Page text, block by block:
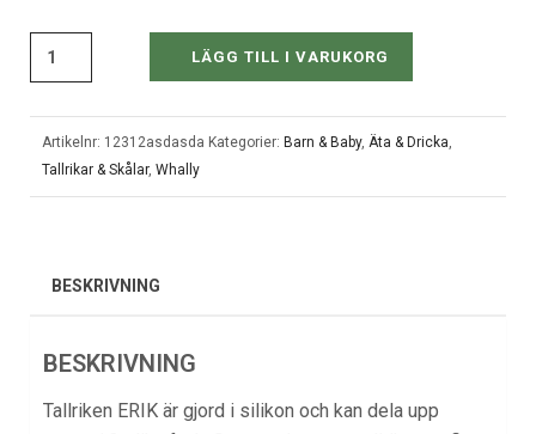
LÄGG TILL I VARUKORG
Artikelnr: 12312asdasda Kategorier: Barn & Baby, Äta & Dricka
Tallrikar & Skålar, Whally
BESKRIVNING
BESKRIVNING
Tallriken ERIK är gjord i silikon och kan dela upp